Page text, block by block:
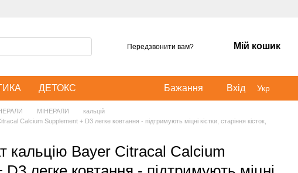
Передзвонити вам? Мій кошик
ДЕТОКС Бажання Вхід Укр
МІНЕРАЛИ
кальцій
Calcium Supplement + D3 легке ковтання - підтримують міцні кістки, старіння кісток,
кальцію Bayer Citracal Calcium